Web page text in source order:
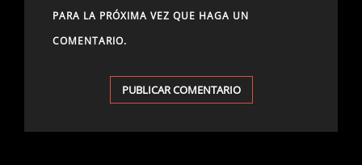
PARA LA PRÓXIMA VEZ QUE HAGA UN
COMENTARIO.